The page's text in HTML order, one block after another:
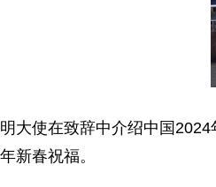
大使在致辞中介绍中国
新春祝福。